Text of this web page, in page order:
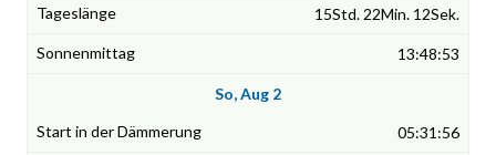
15Std. 22Min. 12Sek.
13:48:53
So, Aug 2
05:31:56